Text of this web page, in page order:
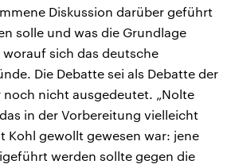
Diskussion darüber geführt
solle und was die Grundlage
worauf sich das deutsche
Die Debatte sei als Debatte der
nicht ausgedeutet. „Nolte
in der Vorbereitung vielleicht
Kohl gewollt gewesen war: jene
werden sollte gegen die